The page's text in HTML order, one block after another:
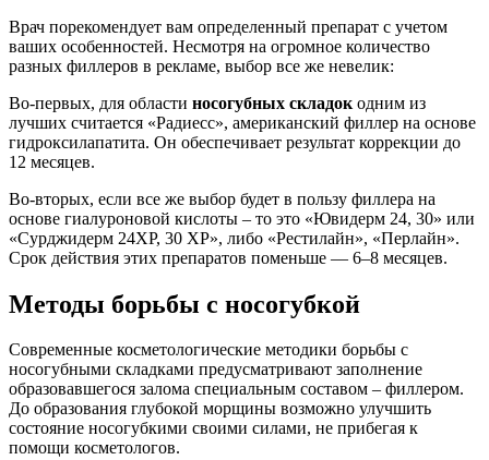
Врач порекомендует вам определенный препарат с учетом
ваших особенностей. Несмотря на огромное количество
разных филлеров в рекламе, выбор все же невелик:
Во-первых, для области носогубных складок одним из
лучших считается «Радиесс», американский филлер на основе
гидроксилапатита. Он обеспечивает результат коррекции до
12 месяцев.
Во-вторых, если все же выбор будет в пользу филлера на
основе гиалуроновой кислоты – то это «Ювидерм 24, 30» или
«Сурджидерм 24XP, 30 XP», либо «Рестилайн», «Перлайн».
Срок действия этих препаратов поменьше — 6–8 месяцев.
Методы борьбы с носогубкой
Современные косметологические методики борьбы с
носогубными складками предусматривают заполнение
образовавшегося залома специальным составом – филлером.
До образования глубокой морщины возможно улучшить
состояние носогубкими своими силами, не прибегая к
помощи косметологов.